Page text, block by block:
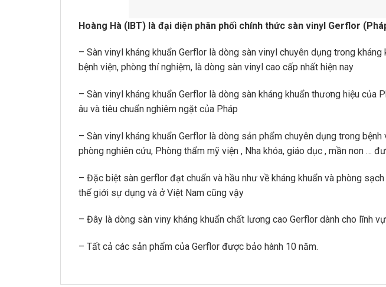
Hoàng Hà (IBT) là đại diện phân phối chính thức sàn vinyl Gerflor
– Sàn vinyl kháng khuẩn Gerflor là dòng sàn vinyl chuyên dụng trong kháng
bệnh viện, phòng thí nghiệm, là dòng sàn vinyl cao cấp nhất hiện nay
– Sàn vinyl kháng khuẩn Gerflor là dòng sàn kháng khuẩn thương hiệu của
âu và tiêu chuẩn nghiêm ngặt của Pháp
– Sàn vinyl kháng khuẩn Gerflor là dòng sản phẩm chuyên dụng trong bệnh
phòng nghiên cứu, Phòng thẩm mỹ viện , Nha khóa, giáo dục , mần non …
– Đặc biệt sàn gerflor đạt chuẩn và hầu như về kháng khuẩn và phòng
thế giới sự dụng và ở Việt Nam cũng vậy
– Đây là dòng sàn viny kháng khuẩn chất lương cao Gerflor dành cho lĩnh
– Tất cả các sản phẩm của Gerflor được bảo hành 10 năm.